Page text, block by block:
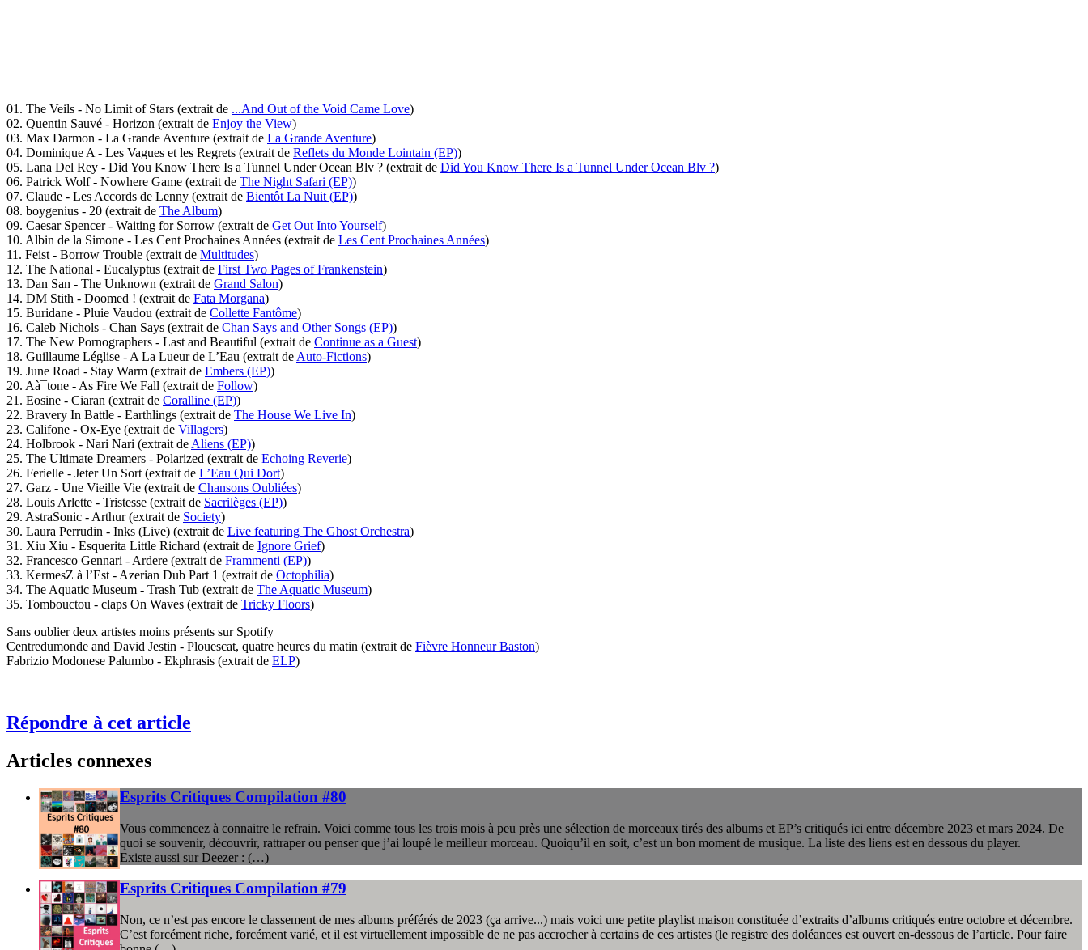
01. The Veils - No Limit of Stars (extrait de ...And Out of the Void Came Love)
02. Quentin Sauvé - Horizon (extrait de Enjoy the View)
03. Max Darmon - La Grande Aventure (extrait de La Grande Aventure)
04. Dominique A - Les Vagues et les Regrets (extrait de Reflets du Monde Lointain (EP))
05. Lana Del Rey - Did You Know There Is a Tunnel Under Ocean Blv ? (extrait de Did You Know There Is a Tunnel Under Ocean Blv ?)
06. Patrick Wolf - Nowhere Game (extrait de The Night Safari (EP))
07. Claude - Les Accords de Lenny (extrait de Bientôt La Nuit (EP))
08. boygenius - 20 (extrait de The Album)
09. Caesar Spencer - Waiting for Sorrow (extrait de Get Out Into Yourself)
10. Albin de la Simone - Les Cent Prochaines Années (extrait de Les Cent Prochaines Années)
11. Feist - Borrow Trouble (extrait de Multitudes)
12. The National - Eucalyptus (extrait de First Two Pages of Frankenstein)
13. Dan San - The Unknown (extrait de Grand Salon)
14. DM Stith - Doomed ! (extrait de Fata Morgana)
15. Buridane - Pluie Vaudou (extrait de Collette Fantôme)
16. Caleb Nichols - Chan Says (extrait de Chan Says and Other Songs (EP))
17. The New Pornographers - Last and Beautiful (extrait de Continue as a Guest)
18. Guillaume Léglise - A La Lueur de L’Eau (extrait de Auto-Fictions)
19. June Road - Stay Warm (extrait de Embers (EP))
20. Aà¯tone - As Fire We Fall (extrait de Follow)
21. Eosine - Ciaran (extrait de Coralline (EP))
22. Bravery In Battle - Earthlings (extrait de The House We Live In)
23. Califone - Ox-Eye (extrait de Villagers)
24. Holbrook - Nari Nari (extrait de Aliens (EP))
25. The Ultimate Dreamers - Polarized (extrait de Echoing Reverie)
26. Ferielle - Jeter Un Sort (extrait de L’Eau Qui Dort)
27. Garz - Une Vieille Vie (extrait de Chansons Oubliées)
28. Louis Arlette - Tristesse (extrait de Sacrilèges (EP))
29. AstraSonic - Arthur (extrait de Society)
30. Laura Perrudin - Inks (Live) (extrait de Live featuring The Ghost Orchestra)
31. Xiu Xiu - Esquerita Little Richard (extrait de Ignore Grief)
32. Francesco Gennari - Ardere (extrait de Frammenti (EP))
33. KermesZ à l’Est - Azerian Dub Part 1 (extrait de Octophilia)
34. The Aquatic Museum - Trash Tub (extrait de The Aquatic Museum)
35. Tombouctou - claps On Waves (extrait de Tricky Floors)
Sans oublier deux artistes moins présents sur Spotify
Centredumonde and David Jestin - Plouescat, quatre heures du matin (extrait de Fièvre Honneur Baston)
Fabrizio Modonese Palumbo - Ekphrasis (extrait de ELP)
Répondre à cet article
Articles connexes
Esprits Critiques Compilation #80
Vous commencez à connaitre le refrain. Voici comme tous les trois mois à peu près une sélection de morceaux tirés des albums et EP’s critiqués ici entre décembre 2023 et mars 2024. De
quoi se souvenir, découvrir, rattraper ou penser que j’ai loupé le meilleur morceau. Quoiqu’il en soit, c’est un bon moment de musique. La liste des liens est en dessous du player.
Existe aussi sur Deezer : (…)
Esprits Critiques Compilation #79
Non, ce n’est pas encore le classement de mes albums préférés de 2023 (ça arrive...) mais voici une petite playlist maison constituée d’extraits d’albums critiqués entre octobre et décembre.
C’est forcément riche, forcément varié, et il est virtuellement impossible de ne pas accrocher à certains de ces artistes (le registre des doléances est ouvert en-dessous de l’article. Pour faire